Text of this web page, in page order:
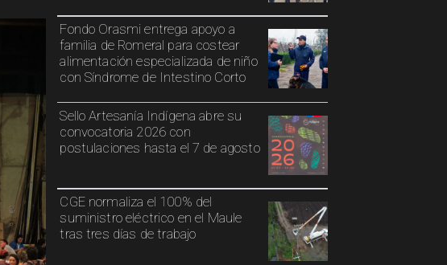
Fondo Orasmi entrega apoyo a
familia de Romeral para costear
alimentación especializada de niño
con Síndrome de Intestino Corto
Sello Artesanía Indígena abre su
convocatoria 2026 con
postulaciones hasta el 7 de agosto
CGE normaliza el 100% del
suministro eléctrico en el Maule
tras tres días de trabajo